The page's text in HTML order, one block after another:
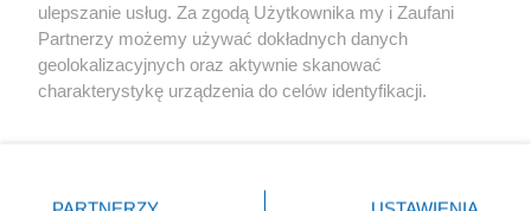
X Facebook Instagram Youtube
ulepszanie usług. Za zgodą Użytkownika my i Zaufani
Partnerzy możemy używać dokładnych danych
geolokalizacyjnych oraz aktywnie skanować
charakterystykę urządzenia do celów identyfikacji.
zmienić/wycofać klikając przycisk ustawień prywatności